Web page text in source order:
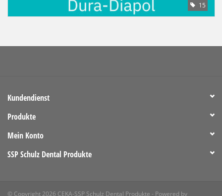
NEU: LV SFE 50% - PRECI-
CUP
DOWNLOAD
15
Kundendienst
Produkte
Mein Konto
SSP Schulz Dental Produkte
© Copyright 2026 CEKA-SSP Schulz Dental Produkte - Powered by